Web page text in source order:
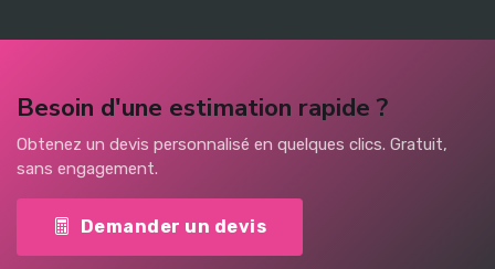
Besoin d'une estimation rapide ?
Obtenez un devis personnalisé en quelques clics. Gratuit,
sans engagement.
Demander un devis